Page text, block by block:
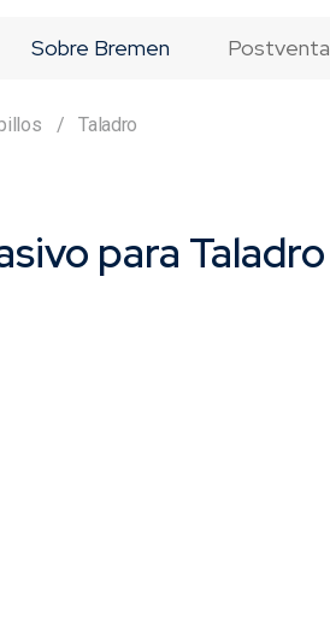
Sobre Bremen Postventa
Taladro
para Taladro